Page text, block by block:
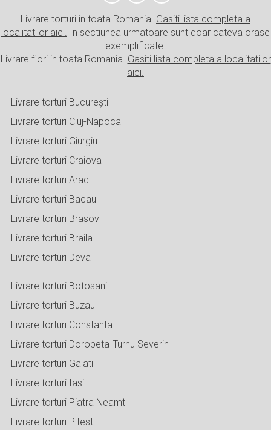
Livrare torturi in toata Romania. Gasiti lista completa a
localitatilor aici. In sectiunea urmatoare sunt doar cateva orase
exemplificate.
Livrare flori in toata Romania. Gasiti lista completa a localitatilor
aici.
Livrare torturi București
Livrare torturi Cluj-Napoca
Livrare torturi Giurgiu
Livrare torturi Craiova
Livrare torturi Arad
Livrare torturi Bacau
Livrare torturi Brasov
Livrare torturi Braila
Livrare torturi Deva
Livrare torturi Botosani
Livrare torturi Buzau
Livrare torturi Constanta
Livrare torturi Dorobeta-Turnu Severin
Livrare torturi Galati
Livrare torturi Iasi
Livrare torturi Piatra Neamt
Livrare torturi Pitesti